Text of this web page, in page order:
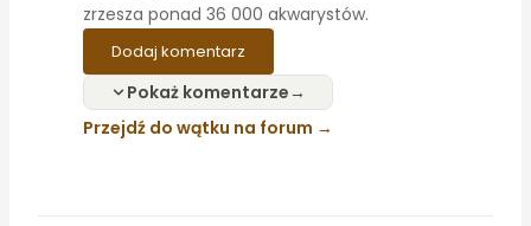
zrzesza ponad 36 000 akwarystów.
Dodaj komentarz
Pokaż komentarze
Przejdź do wątku na forum